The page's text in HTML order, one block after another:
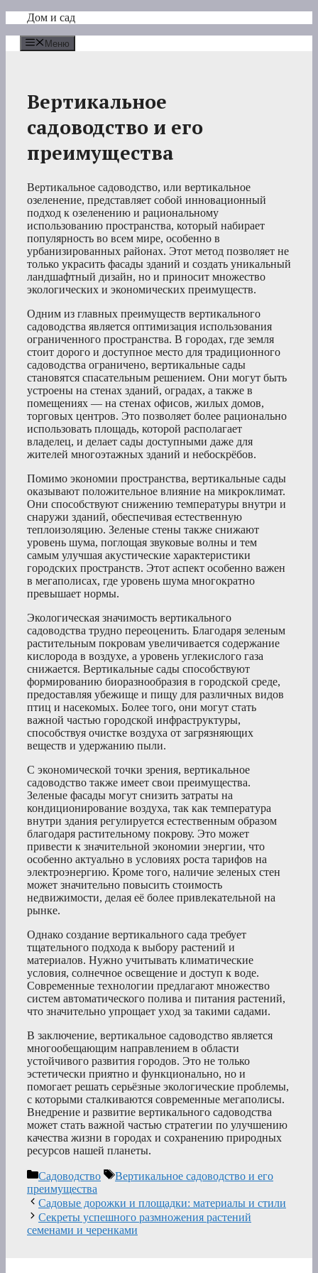
Перейти
содержимому
Дом и сад
Меню
Вертикальное
садоводство и его
преимущества
Вертикальное садоводство, или вертикальное
озеленение, представляет собой инновационный
подход к озеленению и рациональному
использованию пространства, который набирает
популярность во всем мире, особенно в
урбанизированных районах. Этот метод позволяет не
только украсить фасады зданий и создать уникальный
ландшафтный дизайн, но и приносит множество
экологических и экономических преимуществ.
Одним из главных преимуществ вертикального
садоводства является оптимизация использования
ограниченного пространства. В городах, где земля
стоит дорого и доступное место для традиционного
садоводства ограничено, вертикальные сады
становятся спасательным решением. Они могут быть
устроены на стенах зданий, оградах, а также в
помещениях — на стенах офисов, жилых домов,
торговых центров. Это позволяет более рационально
использовать площадь, которой располагает
владелец, и делает сады доступными даже для
жителей многоэтажных зданий и небоскрёбов.
Помимо экономии пространства, вертикальные сады
оказывают положительное влияние на микроклимат.
Они способствуют снижению температуры внутри и
снаружи зданий, обеспечивая естественную
теплоизоляцию. Зеленые стены также снижают
уровень шума, поглощая звуковые волны и тем
самым улучшая акустические характеристики
городских пространств. Этот аспект особенно важен
в мегаполисах, где уровень шума многократно
превышает нормы.
Экологическая значимость вертикального
садоводства трудно переоценить. Благодаря зеленым
растительным покровам увеличивается содержание
кислорода в воздухе, а уровень углекислого газа
снижается. Вертикальные сады способствуют
формированию биоразнообразия в городской среде,
предоставляя убежище и пищу для различных видов
птиц и насекомых. Более того, они могут стать
важной частью городской инфраструктуры,
способствуя очистке воздуха от загрязняющих
веществ и удержанию пыли.
С экономической точки зрения, вертикальное
садоводство также имеет свои преимущества.
Зеленые фасады могут снизить затраты на
кондиционирование воздуха, так как температура
внутри здания регулируется естественным образом
благодаря растительному покрову. Это может
привести к значительной экономии энергии, что
особенно актуально в условиях роста тарифов на
электроэнергию. Кроме того, наличие зеленых стен
может значительно повысить стоимость
недвижимости, делая её более привлекательной на
рынке.
Однако создание вертикального сада требует
тщательного подхода к выбору растений и
материалов. Нужно учитывать климатические
условия, солнечное освещение и доступ к воде.
Современные технологии предлагают множество
систем автоматического полива и питания растений,
что значительно упрощает уход за такими садами.
В заключение, вертикальное садоводство является
многообещающим направлением в области
устойчивого развития городов. Это не только
эстетически приятно и функционально, но и
помогает решать серьёзные экологические проблемы,
с которыми сталкиваются современные мегаполисы.
Внедрение и развитие вертикального садоводства
может стать важной частью стратегии по улучшению
качества жизни в городах и сохранению природных
ресурсов нашей планеты.
Рубрики
Садоводство Метки
Вертикальное садоводство и его
преимущества
Садовые дорожки и площадки: материалы и стили
Секреты успешного размножения растений
семенами и черенками